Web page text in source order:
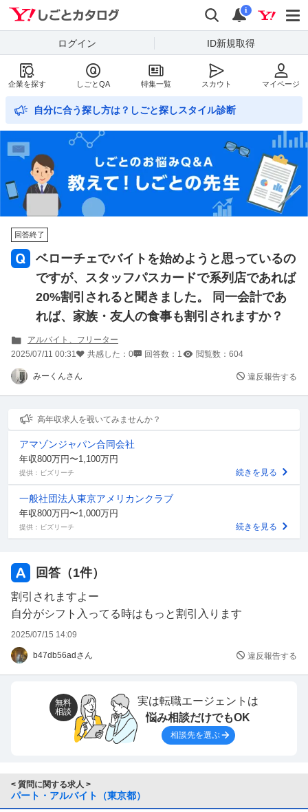
Yahoo!しごとカタログ
検索
通知
i
ログイン ID新規取得
企業を探す しごとQA 特集一覧 スカウト マイページ
自分に合う探し方は？しごと探しスタイル診断
回答終了
ベローチェでバイトを始めようと思っているの
ですが、スタッフパスカードで系列店であれば
20%割引されると聞きました。 同一会計であ
れば、家族・友人の食事も割引されますか？
アルバイト、フリーター
2025/07/11 00:31
共感した： 0 回答数： 1 閲覧数： 604
みーくんさん 違反報告する
高年収求人を覗いてみませんか？
アマゾンジャパン合同会社
年収800万円〜1,100万円
提供：ビズリーチ 続きを見る
一般社団法人東京アメリカンクラブ
年収800万円〜1,000万円
提供：ビズリーチ 続きを見る
回答（1件）
割引されますよー
自分がシフト入ってる時はもっと割引入ります
2025/07/15 14:09
b47db56adさん 違反報告する
無料
相談
実は転職エージェントは
悩み相談だけでもOK
相談先を選ぶ
< 質問に関する求人 >
パート・アルバイト（東京都）